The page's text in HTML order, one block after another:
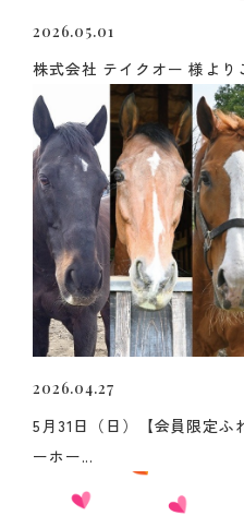
2026.05.01
株式会社 テイクオー 様より
2026.04.27
5月31日（日）【会員限定ふ
ーホー...